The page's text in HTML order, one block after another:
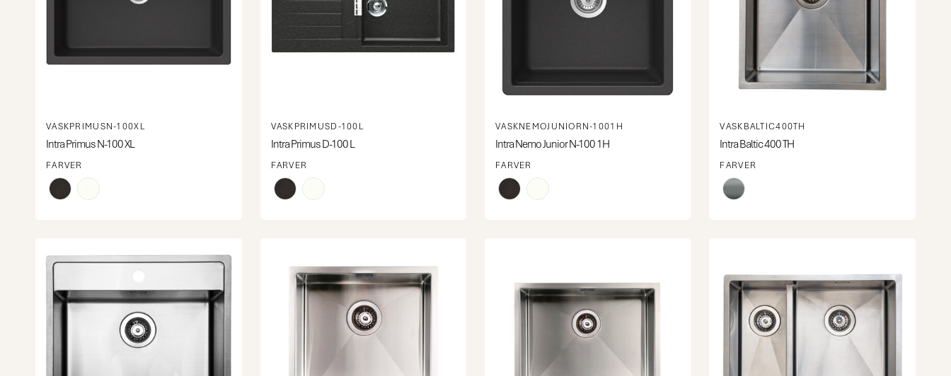
VASKPRIMUSN-100XL
Intra Primus N-100 XL
FARVER
VASKPRIMUSD-100L
Intra Primus D-100 L
FARVER
VASKNEMOJUNIORN-1001H
Intra Nemo Junior N-100 1H
FARVER
VASKBALTIC400TH
Intra Baltic 400 TH
FARVER